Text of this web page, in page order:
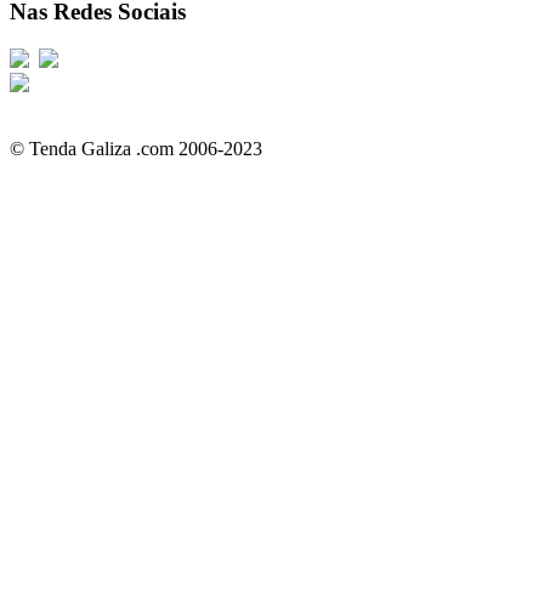
Nas Redes Sociais
© Tenda Galiza .com 2006-2023